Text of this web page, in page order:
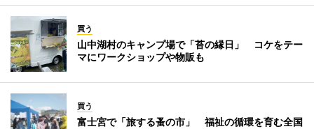
買う
山中湖村のキャンプ場で「苔の縁日」 コケをテー
マにワークショップや物販も
買う
富士宮で「旅する蚤の市」 福祉の循環を育む全国